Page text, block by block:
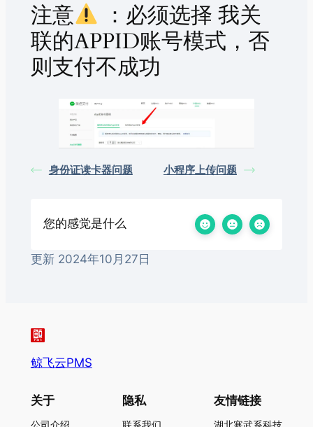
注意
：必须选择 我关
联的APPID账号模式，否
则支付不成功
身份证读卡器问题 小程序上传问题
您的感觉是什么
更新 2024年10月27日
鲸飞云PMS
关于 隐私 友情链接